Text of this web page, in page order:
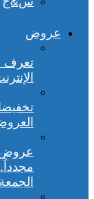
عروض
تعرف
عروض